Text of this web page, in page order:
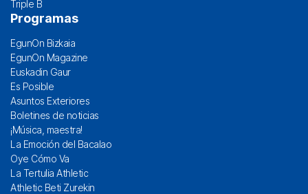
Triple B
Programas
EgunOn Bizkaia
EgunOn Magazine
Euskadin Gaur
Es Posible
Asuntos Exteriores
Boletines de noticias
¡Música, maestra!
La Emoción del Bacalao
Oye Cómo Va
La Tertulia Athletic
Athletic Beti Zurekin